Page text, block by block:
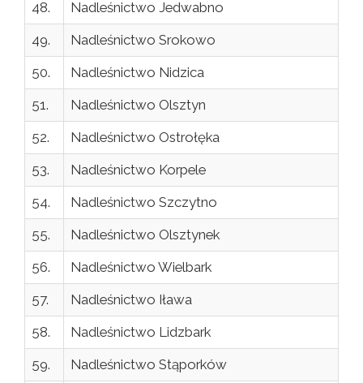
48.
Nadleśnictwo Jedwabno
49.
Nadleśnictwo Srokowo
50.
Nadleśnictwo Nidzica
51.
Nadleśnictwo Olsztyn
52.
Nadleśnictwo Ostrołęka
53.
Nadleśnictwo Korpele
54.
Nadleśnictwo Szczytno
55.
Nadleśnictwo Olsztynek
56.
Nadleśnictwo Wielbark
57.
Nadleśnictwo Iława
58.
Nadleśnictwo Lidzbark
59.
Nadleśnictwo Stąporków